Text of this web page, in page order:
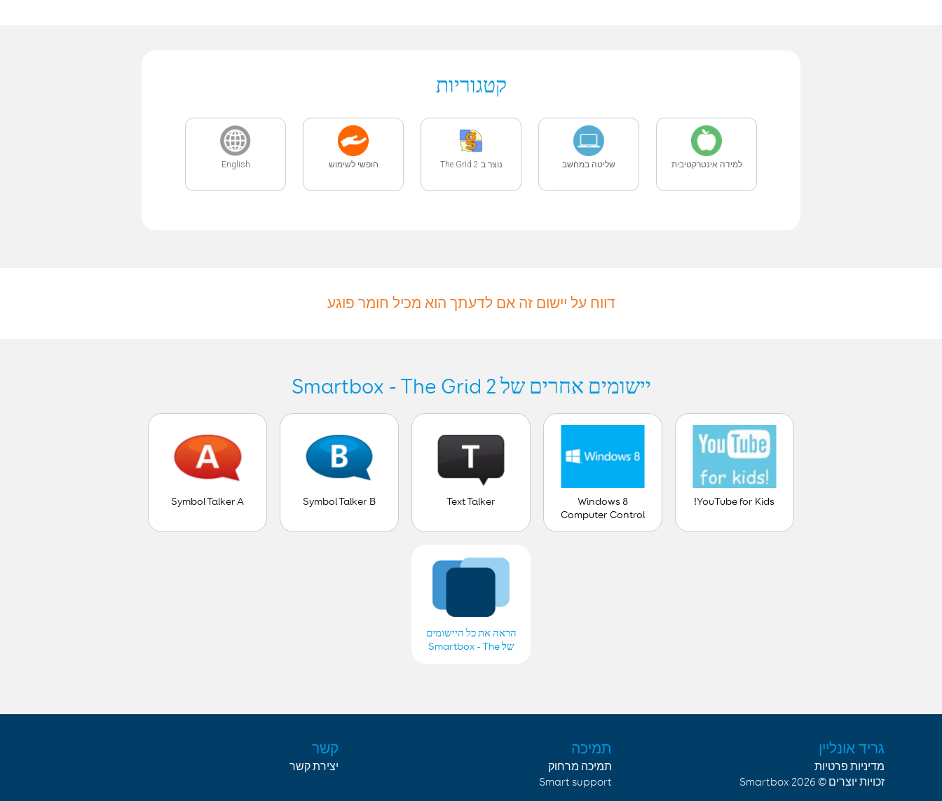
קטגוריות
למידה אינטרקטיבית שליטה במחשב נוצר ב The Grid 2 חופשי לשימוש English
דווח על יישום זה אם לדעתך הוא מכיל חומר פוגע
יישומים אחרים של Smartbox - The Grid 2
YouTube for Kids!
Windows 8
Computer Control
Text Talker
Symbol Talker B
Symbol Talker A
הראה את כל היישומים
של Smartbox - The
גריד אונליין
מדיניות פרטיות
זכויות יוצרים © 2026
Smartbox
תמיכה
תמיכה מרחוק
Smart support
קשר
יצירת קשר